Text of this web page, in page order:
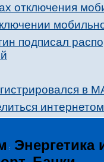
отключения
подписал
в
: Энергетика